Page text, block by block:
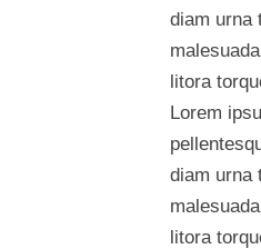
diam urna
litora
Lorem
diam urna
litora